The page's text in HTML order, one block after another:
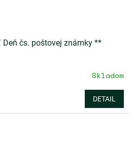
čs. poštovej známky **
Skladom
DETAIL